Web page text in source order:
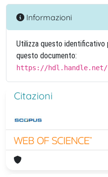
Informazioni
Utilizza questo identificativo
questo documento:
https://hdl.handle.net/
Citazioni